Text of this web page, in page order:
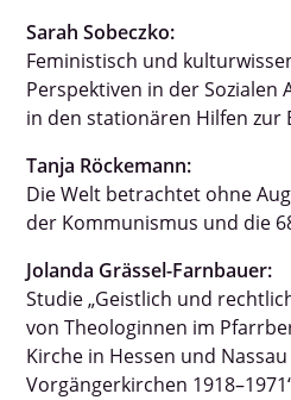
Sarah Sobeczko:
Feministisch und
Perspektiven in der Sozialen
in den stationären Hilfen zur
Tanja Röckemann:
Die Welt betrachtet ohne
der Kommunismus und die
Jolanda Grässel-Farnbauer:
Studie „Geistlich und
von Theologinnen im
Kirche in Hessen und
Vorgängerkirchen